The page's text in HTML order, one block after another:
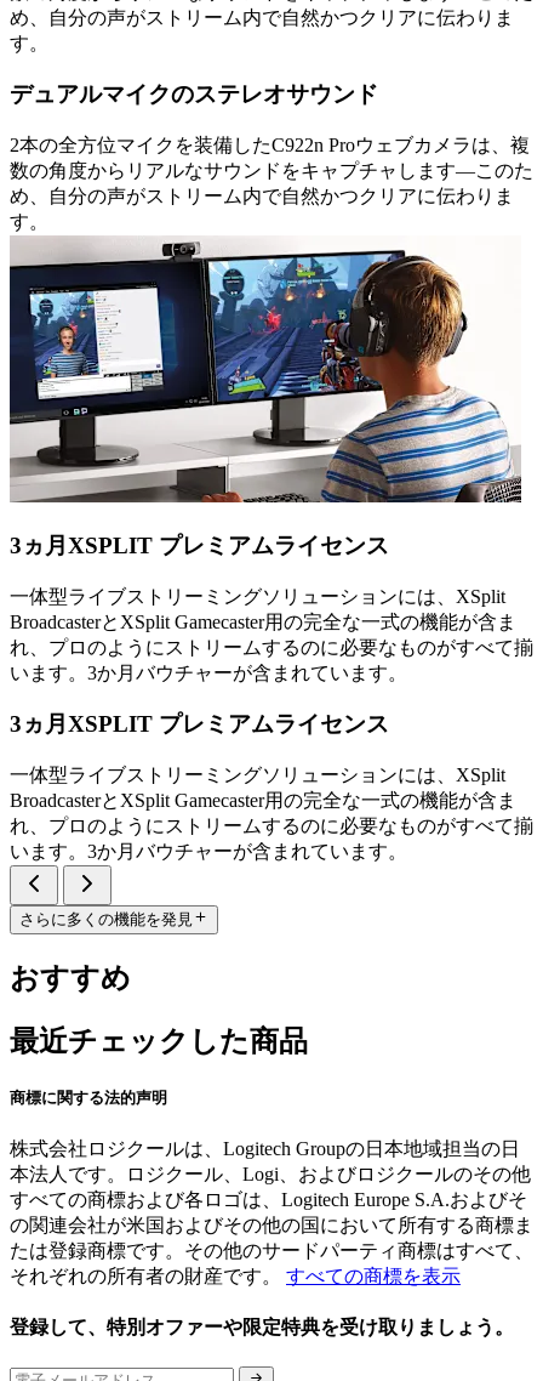
め、自分の声がストリーム内で自然かつクリアに伝わりま
す。
デュアルマイクのステレオサウンド
2本の全方位マイクを装備したC922n Proウェブカメラは、複
数の角度からリアルなサウンドをキャプチャします—このた
め、自分の声がストリーム内で自然かつクリアに伝わりま
す。
3ヵ月XSPLIT プレミアムライセンス
一体型ライブストリーミングソリューションには、XSplit
BroadcasterとXSplit Gamecaster用の完全な一式の機能が含ま
れ、プロのようにストリームするのに必要なものがすべて揃
います。3か月バウチャーが含まれています。
3ヵ月XSPLIT プレミアムライセンス
一体型ライブストリーミングソリューションには、XSplit
BroadcasterとXSplit Gamecaster用の完全な一式の機能が含ま
れ、プロのようにストリームするのに必要なものがすべて揃
います。3か月バウチャーが含まれています。
さらに多くの機能を発見
おすすめ
最近チェックした商品
商標に関する法的声明
株式会社ロジクールは、Logitech Groupの日本地域担当の日
本法人です。ロジクール、Logi、およびロジクールのその他
すべての商標および各ロゴは、Logitech Europe S.A.およびそ
の関連会社が米国およびその他の国において所有する商標ま
たは登録商標です。その他のサードパーティ商標はすべて、
それぞれの所有者の財産です。 すべての商標を表示
登録して、特別オファーや限定特典を受け取りましょう。